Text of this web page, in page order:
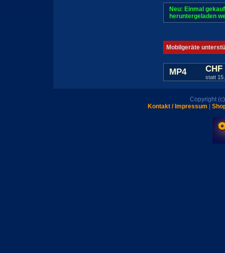
Neu: Einmal
heruntergeladen
Mobilgeräte
MP4
statt
Copyright
Kontakt / Impressum